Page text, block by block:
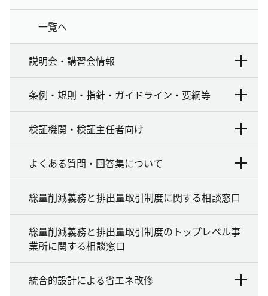
一覧へ
説明会・講習会情報
条例・規則・指針・ガイドライン・要綱等
検証機関・検証主任者向け
よくある質問・回答集について
総量削減義務と排出量取引制度に関する相談窓口
総量削減義務と排出量取引制度のトップレベル事
業所に関する相談窓口
統合的設計による省エネ改修